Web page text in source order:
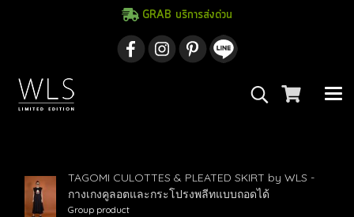
GRAB บริการส่งด่วน
TAGOMI CULOTTES & PLEATED SKIRT by WLS -
กางเกงคูลอตและกระโปรงพลีทแบบถอดได้
Group product